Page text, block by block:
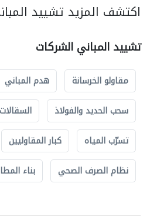
اكتشف المزيد تشييد
تشييد المباني الشركات
مقاولو الخرسانة هدم المباني
سحب الحديد والفولاذ
السقالات
تسرّب المياه
كبار المقاوليين
نظام الصرف الصحي
بناء